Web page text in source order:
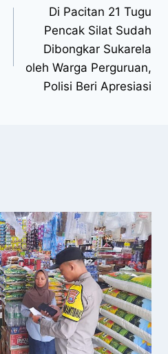
Di Pacitan 21 Tugu
Pencak Silat Sudah
Dibongkar Sukarela
oleh Warga Perguruan,
Polisi Beri Apresiasi